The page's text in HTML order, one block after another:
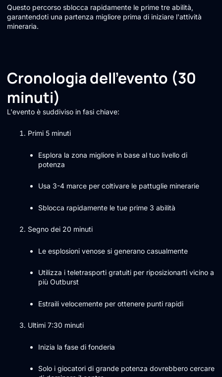
Questo percorso sblocca rapidamente le prime tre abilità,
garantendoti una partenza migliore prima di iniziare l'attività
mineraria.
Cronologia dell'evento (30
minuti)
L'evento è suddiviso in fasi chiave:
Primi 5 minuti
Esplora la zona migliore in base al tuo livello di
potenza
Usa 3-4 marce per coltivare le pattuglie minerarie
Sblocca rapidamente le tue prime 3 abilità
Segno dei 20 minuti
Le esplosioni venose si generano casualmente
Utilizza i teletrasporti gratuiti per riposizionarti vicino a
più Outburst
Estraili velocemente per ottenere punti rapidi
Ultimi 7:30 minuti
Inizia la fase di fonderia
Solo i giocatori di grande potenza dovrebbero cercare